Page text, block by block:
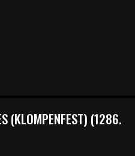
(KLOMPENFEST) (1286.